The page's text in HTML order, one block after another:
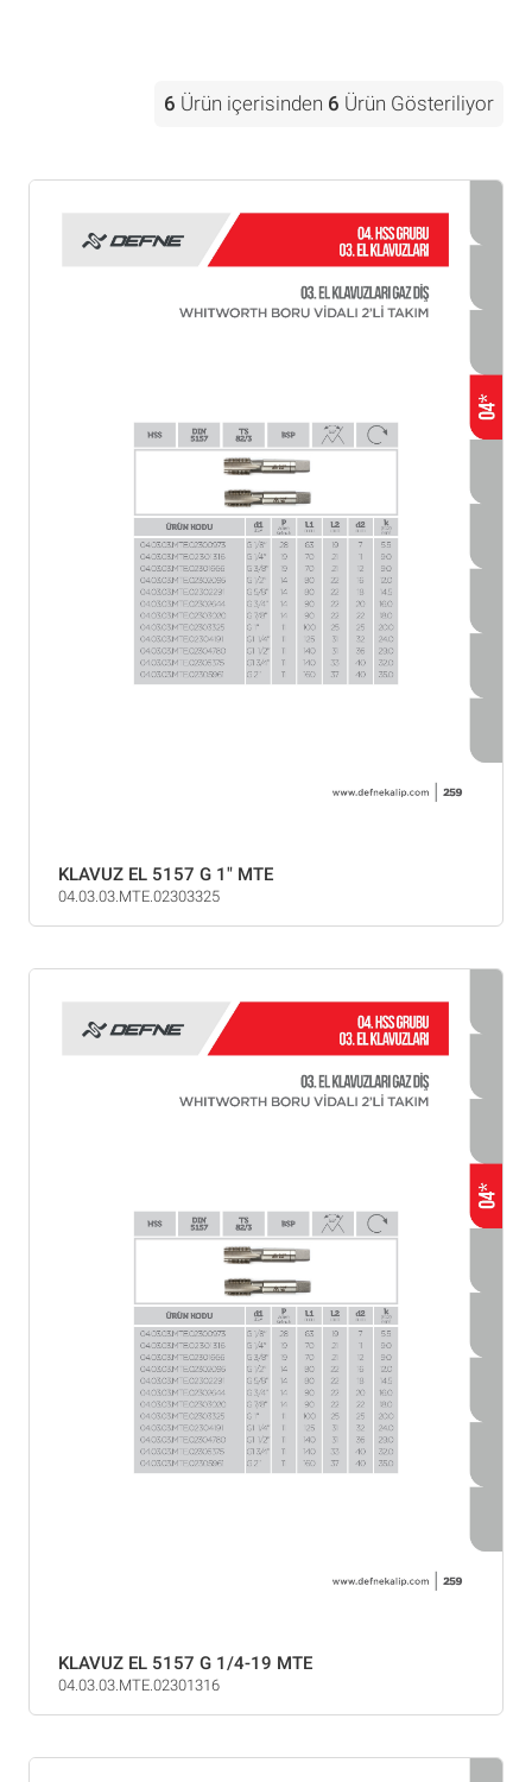
6 Ürün içerisinden 6 Ürün Gösteriliyor
KLAVUZ EL 5157 G 1" MTE
04.03.03.MTE.02303325
KLAVUZ EL 5157 G 1/4-19 MTE
04.03.03.MTE.02301316